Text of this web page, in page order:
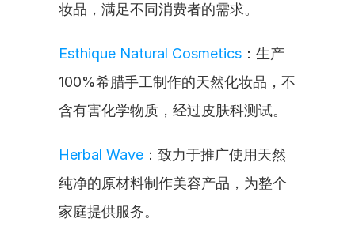
妆品，满足不同消费者的需求。
Esthique Natural Cosmetics ：生产
100%希腊手工制作的天然化妆品，不
含有害化学物质，经过皮肤科测试。
Herbal Wave ：致力于推广使用天然
纯净的原材料制作美容产品，为整个
家庭提供服务。